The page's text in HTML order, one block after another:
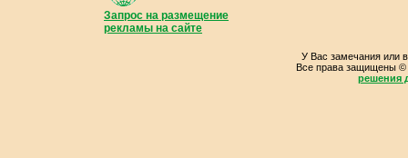
Запрос на размещение
рекламы на сайте
У Вас замечания или
Все права защищены
решения